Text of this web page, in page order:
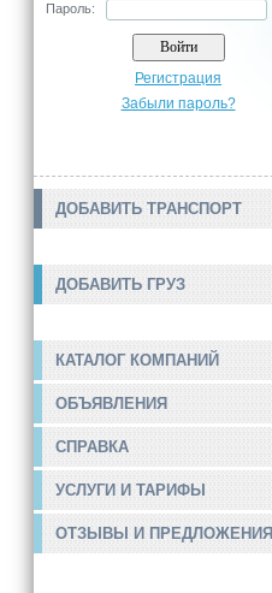
Пароль:
Регистрация
Забыли пароль?
ДОБАВИТЬ ТРАНСПОРТ
ДОБАВИТЬ ГРУЗ
КАТАЛОГ КОМПАНИЙ
ОБЪЯВЛЕНИЯ
СПРАВКА
УСЛУГИ И ТАРИФЫ
ОТЗЫВЫ И ПРЕДЛОЖЕНИЯ